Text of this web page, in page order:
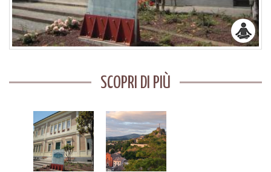
SCOPRI DI PIÙ